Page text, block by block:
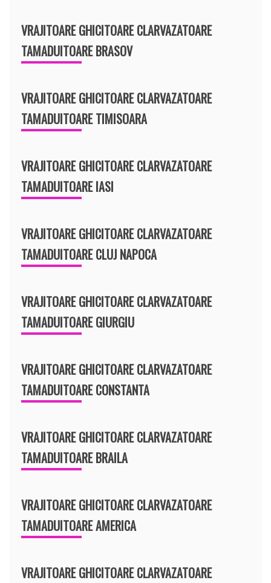
VRAJITOARE GHICITOARE CLARVAZATOARE
TAMADUITOARE BRASOV
VRAJITOARE GHICITOARE CLARVAZATOARE
TAMADUITOARE TIMISOARA
VRAJITOARE GHICITOARE CLARVAZATOARE
TAMADUITOARE IASI
VRAJITOARE GHICITOARE CLARVAZATOARE
TAMADUITOARE CLUJ NAPOCA
VRAJITOARE GHICITOARE CLARVAZATOARE
TAMADUITOARE GIURGIU
VRAJITOARE GHICITOARE CLARVAZATOARE
TAMADUITOARE CONSTANTA
VRAJITOARE GHICITOARE CLARVAZATOARE
TAMADUITOARE BRAILA
VRAJITOARE GHICITOARE CLARVAZATOARE
TAMADUITOARE AMERICA
VRAJITOARE GHICITOARE CLARVAZATOARE